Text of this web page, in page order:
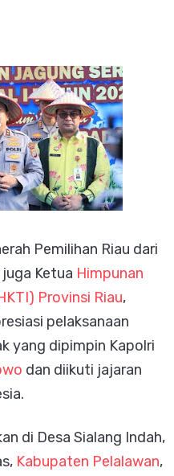
Pemilihan Riau dari
Ketua Himpunan
Provinsi Riau,
pelaksanaan
yang dipimpin Kapolri
dan diikuti jajaran
di Desa Sialang Indah,
Kabupaten Pelalawan,